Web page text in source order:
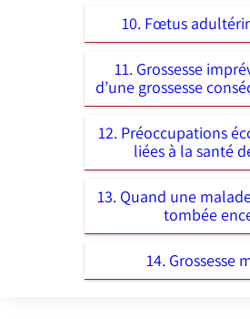
10. Fœtus
11. Grossesse
d’une grossesse
12. Préoccupations
liées à la santé
13. Quand une
tombée
14. Grossesse